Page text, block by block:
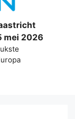
mei 2026